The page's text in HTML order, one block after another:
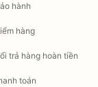
hành
hàng
trả hàng hoàn tiền
toán